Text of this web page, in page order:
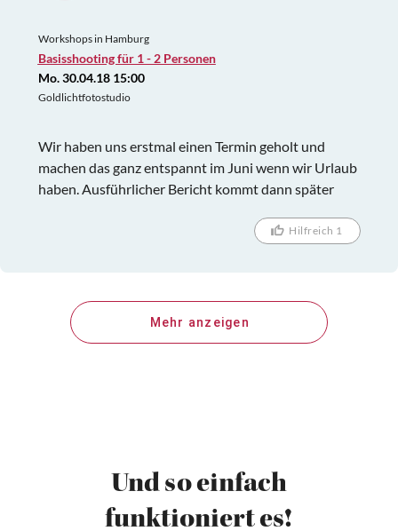
Workshops in Hamburg
Basisshooting für 1 - 2 Personen
Mo. 30.04.18 15:00
Goldlichtfotostudio
Wir haben uns erstmal einen Termin geholt und
machen das ganz entspannt im Juni wenn wir Urlaub
haben. Ausführlicher Bericht kommt dann später
Hilfreich 1
Mehr anzeigen
Und so einfach
funktioniert es!